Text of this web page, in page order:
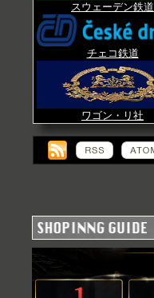
スウェーデン鉄道
チェコ鉄道
ワゴン・リ社